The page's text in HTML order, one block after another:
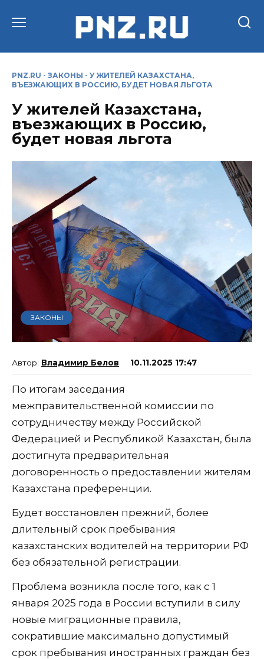
PNZ.RU - ЗАКОНЫ - У ЖИТЕЛЕЙ КАЗАХСТАНА,
ВЪЕЗЖАЮЩИХ В РОССИЮ, БУДЕТ НОВАЯ ЛЬГОТА
У жителей Казахстана,
въезжающих в Россию,
будет новая льгота
ЗАКОНЫ
Владимир Белов 10.11.2025 17:47
По итогам заседания
межправительственной комиссии по
сотрудничеству между Российской
Федерацией и Республикой Казахстан, была
достигнута предварительная
договоренность о предоставлении жителям
Казахстана преференции.
Будет восстановлен прежний, более
длительный срок пребывания
казахстанских водителей на территории РФ
без обязательной регистрации.
Проблема возникла после того, как с 1
января 2025 года в России вступили в силу
новые миграционные правила,
сократившие максимально допустимый
срок пребывания иностранных граждан без